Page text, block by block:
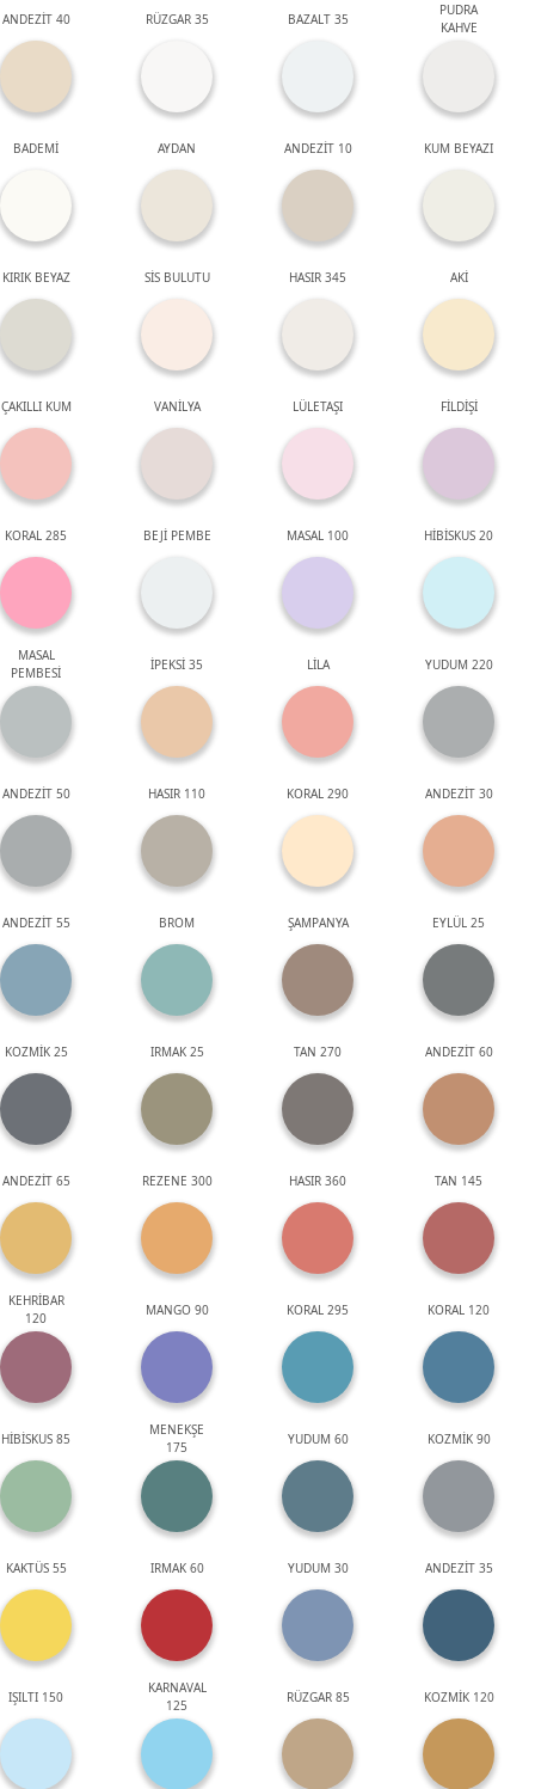
ANDEZİT 40 RÜZGAR 35 BAZALT 35
PUDRA
KAHVE
BADEMİ AYDAN ANDEZİT 10 KUM BEYAZI
KIRIK BEYAZ SİS BULUTU HASIR 345 AKİ
ÇAKILLI KUM VANİLYA LÜLETAŞI FİLDİŞİ
KORAL 285 BEJİ PEMBE MASAL 100 HİBİSKUS 20
MASAL
PEMBESİ
İPEKSİ 35 LİLA YUDUM 220
ANDEZİT 50 HASIR 110 KORAL 290 ANDEZİT 30
ANDEZİT 55 BROM ŞAMPANYA EYLÜL 25
KOZMİK 25 IRMAK 25 TAN 270 ANDEZİT 60
ANDEZİT 65 REZENE 300 HASIR 360 TAN 145
KEHRİBAR
120
MANGO 90 KORAL 295 KORAL 120
HİBİSKUS 85
MENEKŞE
175
YUDUM 60 KOZMİK 90
KAKTÜS 55 IRMAK 60 YUDUM 30 ANDEZİT 35
IŞILTI 150
KARNAVAL
125
RÜZGAR 85 KOZMİK 120